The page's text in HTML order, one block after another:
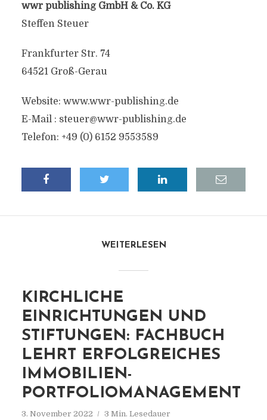
wwr publishing GmbH & Co. KG
Steffen Steuer
Frankfurter Str. 74
64521 Groß-Gerau
Website: www.wwr-publishing.de
E-Mail : steuer@wwr-publishing.de
Telefon: +49 (0) 6152 9553589
WEITERLESEN
KIRCHLICHE
EINRICHTUNGEN UND
STIFTUNGEN: FACHBUCH
LEHRT ERFOLGREICHES
IMMOBILIEN-
PORTFOLIOMANAGEMENT
3. November 2022 3 Min. Lesedauer